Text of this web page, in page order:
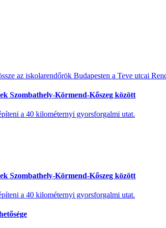
az iskolarendőrök Budapesten a Teve utcai
Szombathely-Körmend-Kőszeg között
a 40 kilométernyi gyorsforgalmi utat.
Szombathely-Körmend-Kőszeg között
a 40 kilométernyi gyorsforgalmi utat.